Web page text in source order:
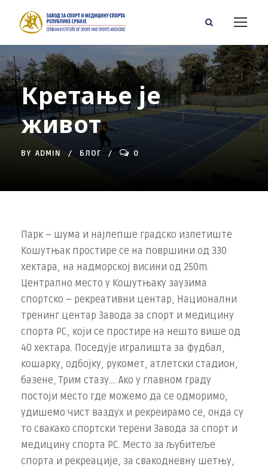
Кретање је
живот
BY ADMIN БЛОГ 0
Парк – шума и најлепше градско излетиште
Кошутњак простире се на површини од 330
хектара, на надморској висини од 250m.
Централно место у Кошутњаку заузима
спортско – рекреативни центар, Национални
тренинг центар Завода за спорт и медицину
спорта РС, који се простире на нешто више од
40 хектара. Поседује игралишта за фудбал,
кошарку, одбојку, рукомет, атлетски стадион,
базене, Tрим стазу…. Ако у главном граду
постоји место где можемо да се одморимо,
удишемо чист ваздух и рекреирамо се, онда су
то свакако спортски терени Завода за спорт и
медицину спорта РС. Место за љубитеље
спорта и рекреације, за свакодневну шетњу,